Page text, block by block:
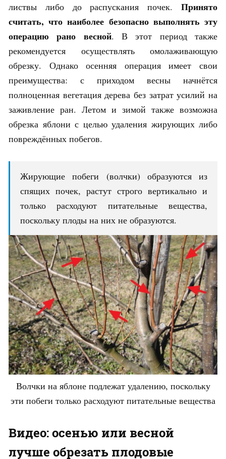
листвы либо до распускания почек. Принято
считать, что наиболее безопасно выполнять эту
операцию рано весной. В этот период также
рекомендуется осуществлять омолаживающую
обрезку. Однако осенняя операция имеет свои
преимущества: с приходом весны начнётся
полноценная вегетация дерева без затрат усилий на
заживление ран. Летом и зимой также возможна
обрезка яблони с целью удаления жирующих либо
повреждённых побегов.
Жирующие побеги (волчки) образуются из
спящих почек, растут строго вертикально и
только расходуют питательные вещества,
поскольку плоды на них не образуются.
Волчки на яблоне подлежат удалению, поскольку
эти побеги только расходуют питательные вещества
Видео: осенью или весной
лучше обрезать плодовые